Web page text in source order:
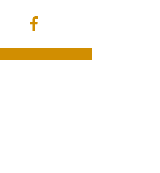
Megosztás
Megosztás Facebookon